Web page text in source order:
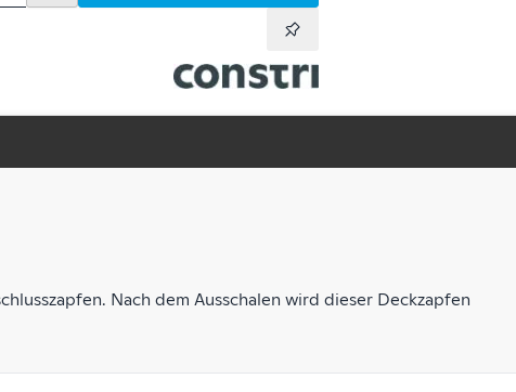
Nach dem Ausschalen wird dieser Deckzapfen